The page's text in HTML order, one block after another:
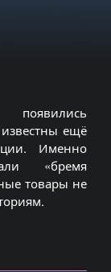
ещё
Именно
«бремя
товары не